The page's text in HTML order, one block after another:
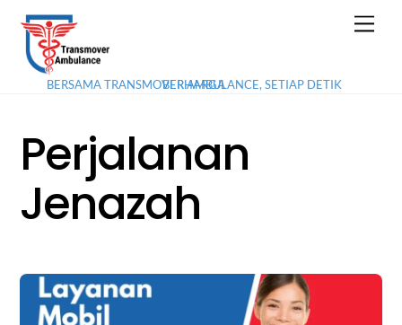
content
BERSAMA TRANSMOVER AMBULANCE, SETIAP DETIK BERHARGA
Perjalanan
Jenazah